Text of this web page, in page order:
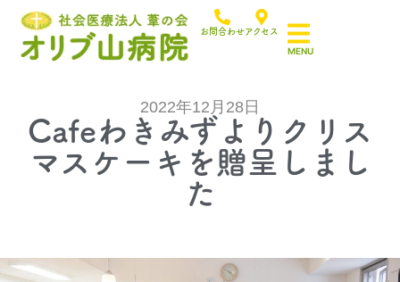
お問合わせアクセス
2022年12月28日
Cafeわきみずよりクリス
マスケーキを贈呈しまし
た